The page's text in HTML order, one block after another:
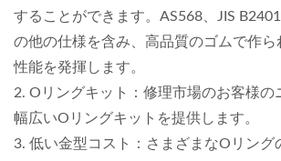
することができます。AS568、JIS
の他の仕様を含み、高品質のゴムで作ら
性能を発揮します。
2. Oリングキット：修理市場のお客様の
幅広いOリングキットを提供します。
3. 低い金型コスト：さまざまなOリング